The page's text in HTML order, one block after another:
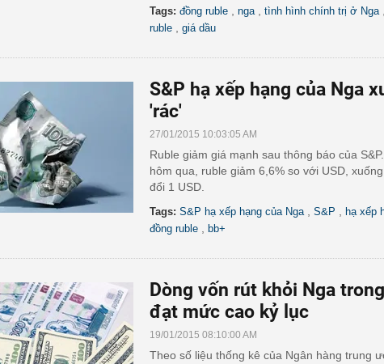
Tags: đồng ruble nga tình hình chính trị ở Nga
ruble
giá dầu
S&P hạ xếp hạng của Nga
'rác'
27/01/2015 10:03:05 AM
Ruble giảm giá mạnh sau thông báo của
hôm qua, ruble giảm 6,6% so với USD,
đổi 1 USD.
Tags: S&P hạ xếp hạng của Nga S&P hạ xếp
đồng ruble bb+
Dòng vốn rút khỏi Nga
đạt mức cao kỷ lục
19/01/2015 08:10:00 AM
Theo số liệu thống kê của Ngân hàng trung